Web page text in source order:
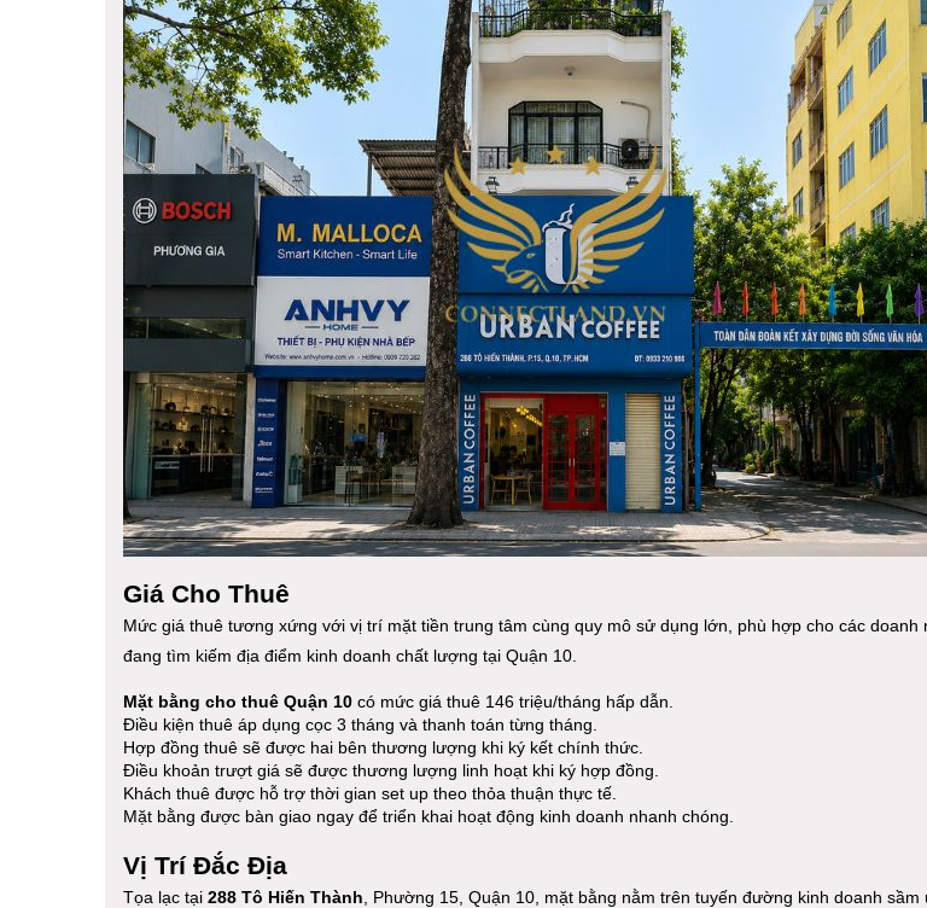
Giá Cho Thuê
Mức giá thuê tương xứng với vị trí mặt tiền trung tâm cùng quy mô sử dụng lớn, phù hợp cho các doanh
đang tìm kiếm địa điểm kinh doanh chất lượng tại Quận 10.
Mặt bằng cho thuê Quận 10 có mức giá thuê 146 triệu/tháng hấp dẫn.
Điều kiện thuê áp dụng cọc 3 tháng và thanh toán từng tháng.
Hợp đồng thuê sẽ được hai bên thương lượng khi ký kết chính thức.
Điều khoản trượt giá sẽ được thương lượng linh hoạt khi ký hợp đồng.
Khách thuê được hỗ trợ thời gian set up theo thỏa thuận thực tế.
Mặt bằng được bàn giao ngay để triển khai hoạt động kinh doanh nhanh chóng.
Vị Trí Đắc Địa
Tọa lạc tại 288 Tô Hiến Thành , Phường 15, Quận 10, mặt bằng nằm trên tuyến đường kinh doanh sầm